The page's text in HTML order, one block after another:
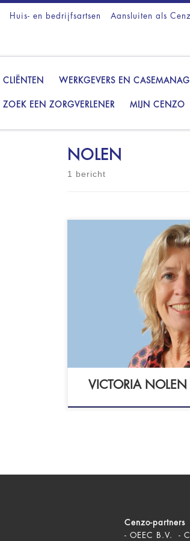
Huis- en bedrijfsartsen Aansluiten als
CLIËNTEN WERKGEVERS EN
ZOEK EEN ZORGVERLENER MIJN CENZO
NOLEN
1 bericht
Psychologiepraktijk
62 2514 AG DEN
(BIG: 19917668825) -
NIP/Arbeid en
- NVGzP geregistreerd
VICTORIA NOLEN
Cenzo-partners
- OEEC B.V. -